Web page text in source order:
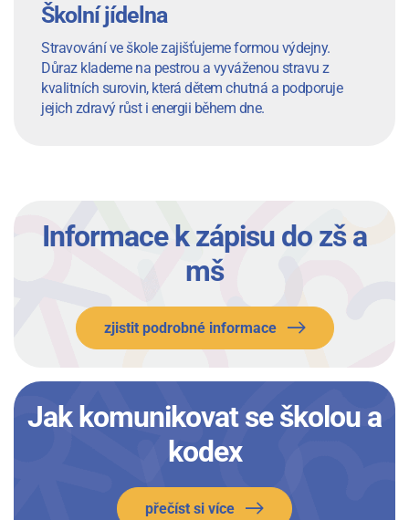
Školní jídelna
Stravování ve škole zajišťujeme formou výdejny.
Důraz klademe na pestrou a vyváženou stravu z
kvalitních surovin, která dětem chutná a podporuje
jejich zdravý růst i energii během dne.
Informace k zápisu do zš a
mš
zjistit podrobné informace
Jak komunikovat se školou a
kodex
přečíst si více